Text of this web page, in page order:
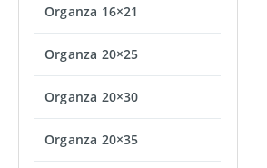
Organza 16×21
Organza 20×25
Organza 20×30
Organza 20×35